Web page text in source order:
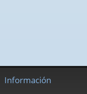
Información